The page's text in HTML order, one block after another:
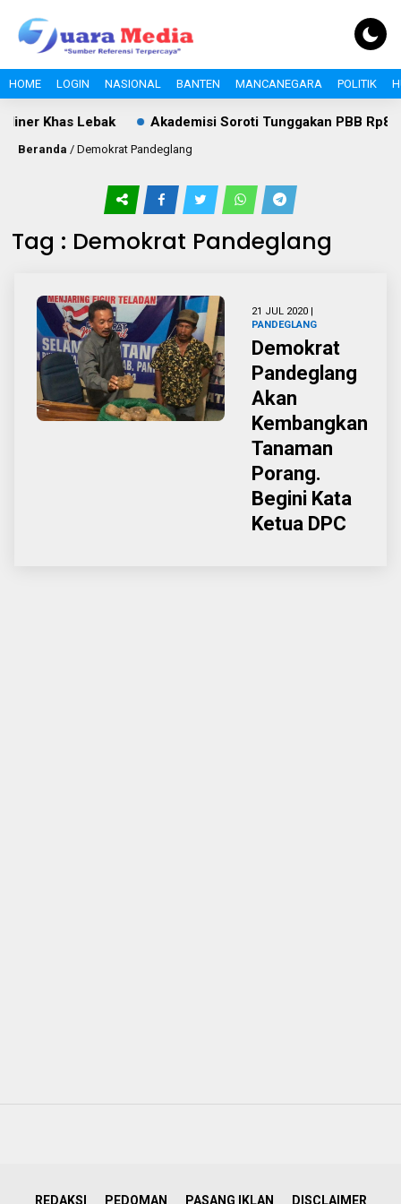
HOME LOGIN NASIONAL BANTEN MANCANEGARA POLITIK
Khas Lebak Akademisi Soroti Tunggakan PBB Rp8,4
Beranda / Demokrat Pandeglang
Tag : Demokrat Pandeglang
21 JUL 2020 |
PANDEGLANG
Demokrat
Pandeglang
Akan
Kembangkan
Tanaman
Porang.
Begini Kata
Ketua DPC
REDAKSI PEDOMAN PASANG IKLAN DISCLAIMER